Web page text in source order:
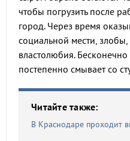
чтобы погрузить после
город. Через время
социальной мести, злобы,
властолюбия.
постепенно смывает со
Читайте также:
В Краснодаре проходит